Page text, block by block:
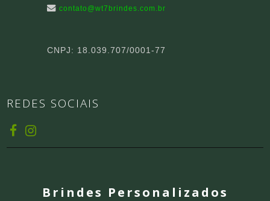
contato@wt7brindes.com.br
CNPJ: 18.039.707/0001-77
REDES SOCIAIS
Brindes Personalizados